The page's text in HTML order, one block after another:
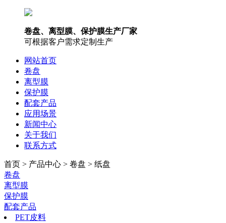
卷盘、离型膜、保护膜生产厂家
可根据客户需求定制生产
网站首页
卷盘
离型膜
保护膜
配套产品
应用场景
新闻中心
关于我们
联系方式
首页 > 产品中心 > 卷盘 > 纸盘
卷盘
离型膜
保护膜
配套产品
PET皮料